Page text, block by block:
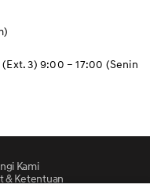
3) 9:00 – 17:00 (Senin
Kami
& Ketentuan